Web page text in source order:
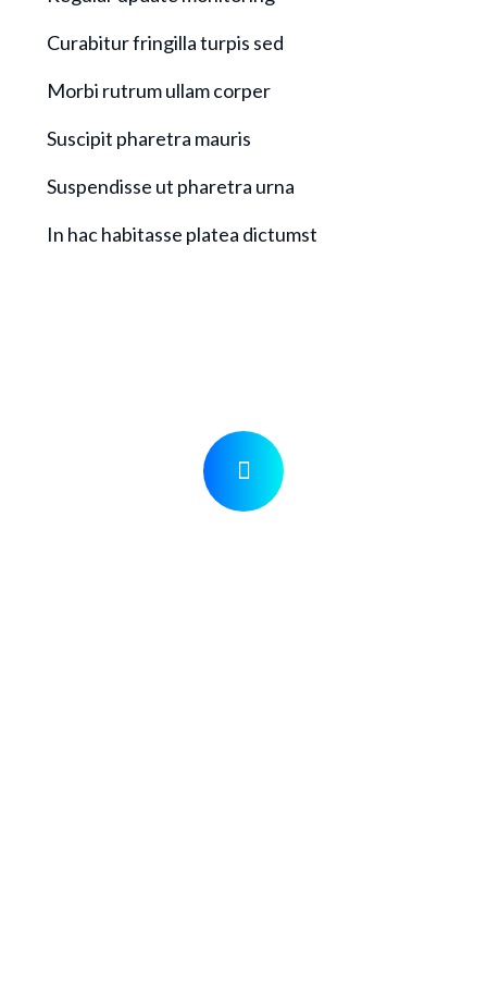
Curabitur fringilla turpis sed
Morbi rutrum ullam corper
Suscipit pharetra mauris
Suspendisse ut pharetra urna
In hac habitasse platea dictumst